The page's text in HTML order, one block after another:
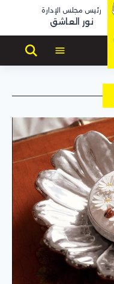
رئيس مجلس الإدارة
نور العاشق